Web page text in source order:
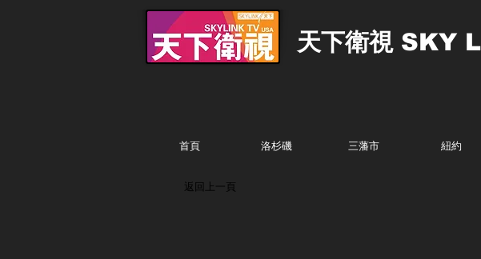
天下衛視SKY
首頁 洛杉磯 三藩市 紐約
返回上一頁